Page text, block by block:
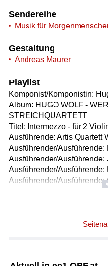
Sendereihe
Musik für
Gestaltung
Andreas Maurer
Playlist
Komponist/Komponistin:
Album: HUGO WOLF -
STREICHQUARTETT
Titel: Intermezzo - für 2
Ausführende: Artis Quartett
Ausführender/
Ausführender/
Ausführender/Ausführende:
Ausführender/Ausführende:
Länge: 10:37 min
Komponist/Komponistin: